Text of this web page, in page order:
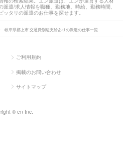
遣/求人情報を職種、勤務地、時給、勤務時間、
タリの派遣のお仕事を探せます。
岐阜県郡上市 交通費別途支給ありの派遣の仕事一覧
ご利用規約
掲載のお問い合わせ
サイトマップ
© en Inc.